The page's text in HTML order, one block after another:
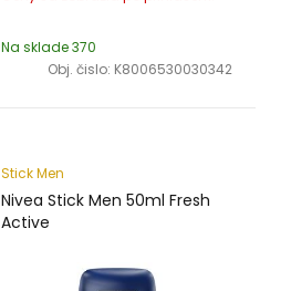
Na sklade 370
Obj. čislo: K8006530030342
Stick Men
Nivea Stick Men 50ml Fresh
Active